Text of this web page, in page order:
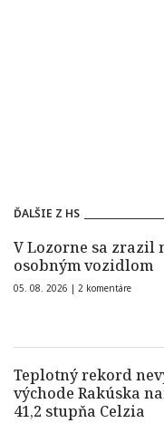
ĎALŠIE Z HS
V Lozorne sa zrazil
osobným vozidlom
05. 08. 2026 | 2 komentáre
Teplotný rekord
východe Rakúska
41,2 stupňa Celzia